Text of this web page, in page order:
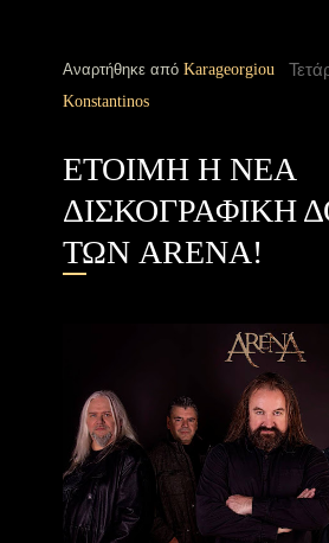
Αναρτήθηκε από Karageorgiou
Konstantinos
ΕΤΟΙΜΗ Η ΝΕΑ
ΔΙΣΚΟΓΡΑΦΙΚΗ
ΤΩΝ ARENA!